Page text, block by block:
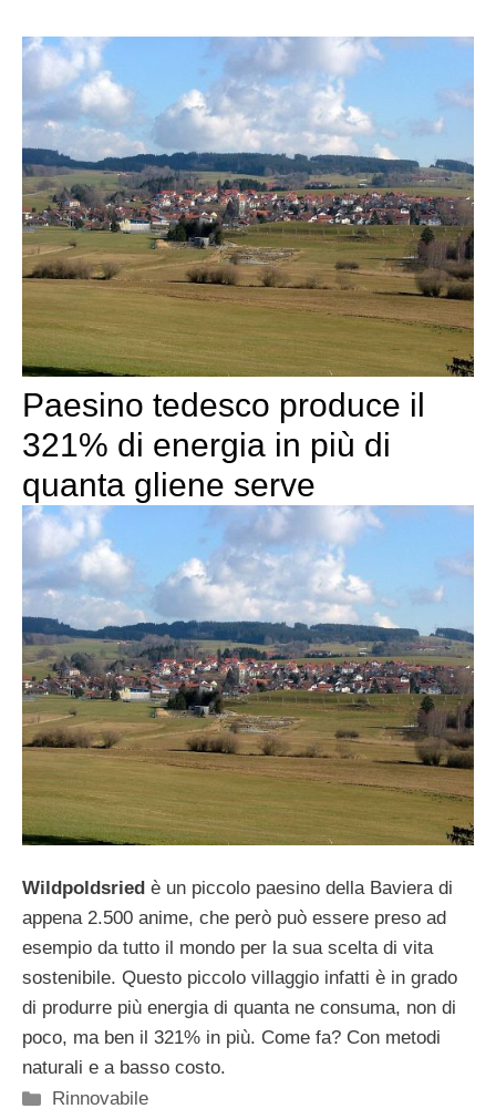
Paesino tedesco produce il
321% di energia in più di
quanta gliene serve
Wildpoldsried è un piccolo paesino della Baviera di
appena 2.500 anime, che però può essere preso ad
esempio da tutto il mondo per la sua scelta di vita
sostenibile. Questo piccolo villaggio infatti è in grado
di produrre più energia di quanta ne consuma, non di
poco, ma ben il 321% in più. Come fa? Con metodi
naturali e a basso costo.
Categorie
Rinnovabile